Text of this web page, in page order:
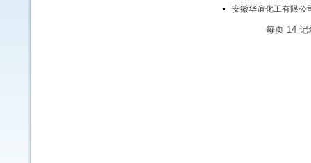
安徽华谊化工有限公
每页 14记